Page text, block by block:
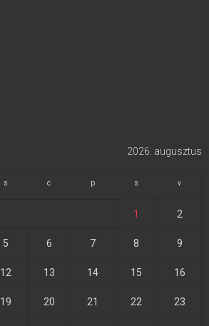
2026. augusztus
s c p s v
1 2
5 6 7 8 9
12 13 14 15 16
19 20 21 22 23